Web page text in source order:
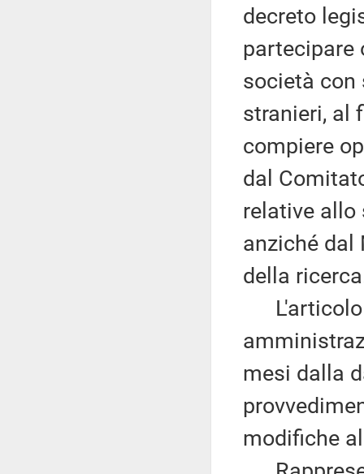
decreto
partecipare
società con
stranieri, al
compiere
dal
relative allo
anziché dal
della
L'articolo
mesi dalla
modifiche